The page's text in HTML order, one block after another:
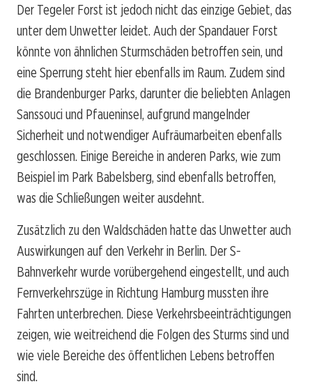
Der Tegeler Forst ist jedoch nicht das einzige Gebiet, das
unter dem Unwetter leidet. Auch der Spandauer Forst
könnte von ähnlichen Sturmschäden betroffen sein, und
eine Sperrung steht hier ebenfalls im Raum. Zudem sind
die Brandenburger Parks, darunter die beliebten Anlagen
Sanssouci und Pfaueninsel, aufgrund mangelnder
Sicherheit und notwendiger Aufräumarbeiten ebenfalls
geschlossen. Einige Bereiche in anderen Parks, wie zum
Beispiel im Park Babelsberg, sind ebenfalls betroffen,
was die Schließungen weiter ausdehnt.
Zusätzlich zu den Waldschäden hatte das Unwetter auch
Auswirkungen auf den Verkehr in Berlin. Der S-
Bahnverkehr wurde vorübergehend eingestellt, und auch
Fernverkehrszüge in Richtung Hamburg mussten ihre
Fahrten unterbrechen. Diese Verkehrsbeeinträchtigungen
zeigen, wie weitreichend die Folgen des Sturms sind und
wie viele Bereiche des öffentlichen Lebens betroffen
sind.